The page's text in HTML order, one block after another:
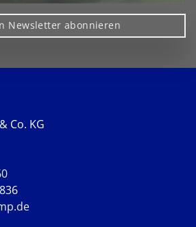
Newsletter abonnieren
Co. KG